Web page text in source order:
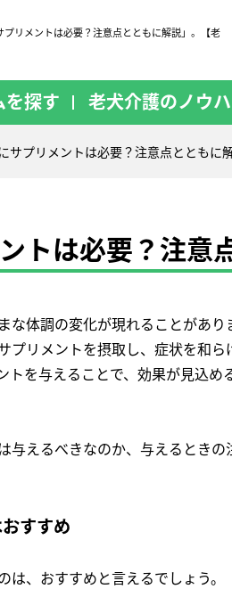
プリメントは必要？注意点とともに解説」。【老
を探す 老犬介護のノウ
サプリメントは必要？注意点とともに
トは必要？注意
体調の変化が現れることがあり
プリメントを摂取し、症状を和ら
トを与えることで、効果が見込め
与えるべきなのか、与えるときの
すすめ
、おすすめと言えるでしょう。